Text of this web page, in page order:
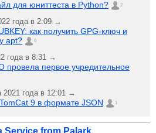
для юниттеста в Python? 2
года в 2:09 →
как получить GPG-ключ и
apt?
6
года в 8:31 →
первое учредительное
2021 года в 12:01 →
9 в формате JSON 1
Service from Palark